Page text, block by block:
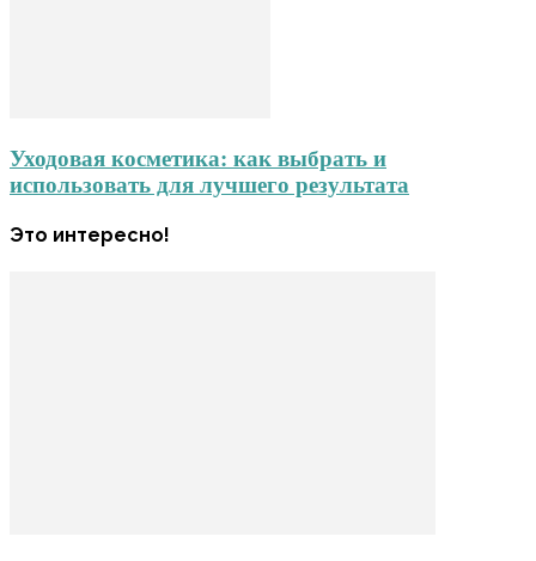
Уходовая косметика: как выбрать и
использовать для лучшего результата
Это интересно!